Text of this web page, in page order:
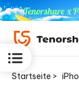
Startseite >